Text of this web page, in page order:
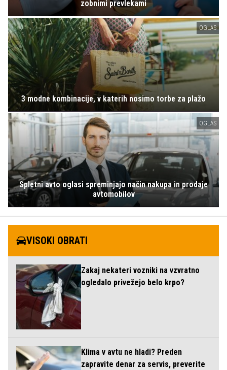
zobnimi prevlekami
OGLAS
3 modne kombinacije, v katerih nosimo torbe za plažo
OGLAS
Spletni avto oglasi spreminjajo način nakupa in prodaje
avtomobilov
VISOKI OBRATI
Zakaj nekateri vozniki na vzvratno
ogledalo privežejo belo krpo?
Klima v avtu ne hladi? Preden
zapravite denar za servis, preverite